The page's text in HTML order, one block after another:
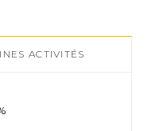
ACTIVITÉS